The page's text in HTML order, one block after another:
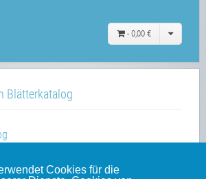
Cookies für die
- 0,00 €
Blätterkatalog